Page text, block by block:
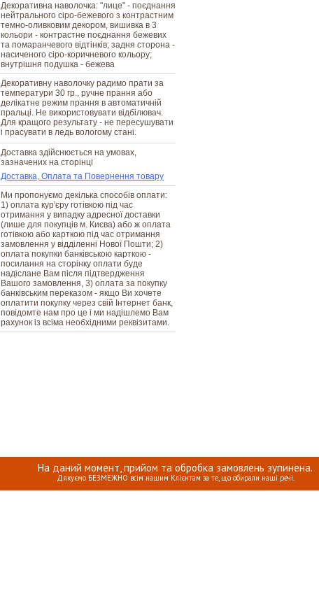
На даний момент, прийом та обробка замовлень зупинена.
Дякуємо БЕЗМЕЖНО всім нашим Клієнтам за те, що обирали наші речі.
Декоративна наволочка: "лице" - поєднання
нейтрального сіро-бежевого з контрастним
темно-оливковим декором, вишивка в 3
кольори - контрастне поєднання бежевих
та помаранчевого відтінків; задня сторона -
насиченого сіро-коричневого кольору;
внутрішня подушка - бежева
Декоративну наволочку радимо прати за
температури 30 гр., ручне прання або
делікатне режим прання в автоматичній
пральці. Не використовувати відбілювач.
Для кращого результату - не пересушувати
і прасувати в ледь вологому стані.
Доставка здійснюється на умовах,
зазначених на сторінці
Доставка, Оплата та Повернення товару
Ми пропонуємо декілька способів оплати:
1) оплата кур'єру готівкою під час
отримання у випадку адресної доставки
(лише для покупців м. Києва) або ж оплата
готівкою або карткою під час отримання
замовлення у відділенні Нової Пошти; 2)
оплата покупки банківською карткою -
посилання на сторінку оплати буде
надіслане Вам після підтвердження
Вашого замовлення, 3) оплата за покупку
банківським переказом - якщо Ви хочете
оплатити покупку через свій Інтернет банк,
повідомте нам про це і ми надішлемо Вам
рахунок із всіма необхідними реквізитами.